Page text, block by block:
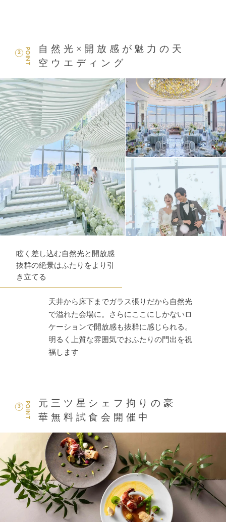
POINT
2
自然光×開放感が魅力の天
空ウエディング
眩く差し込む自然光と開放感
抜群の絶景はふたりをより引
き立てる
天井から床下までガラス張りだから自然光
で溢れた会場に。さらにここにしかないロ
ケーションで開放感も抜群に感じられる。
明るく上質な雰囲気でおふたりの門出を祝
福します
POINT
3
元三ツ星シェフ拘りの豪
華無料試食会開催中